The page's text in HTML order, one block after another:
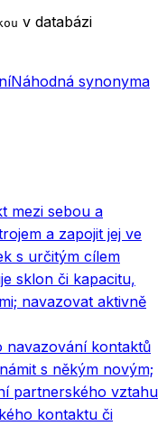
v databázi
Náhodná synonyma
mezi sebou a
a zapojit jej ve
s určitým cílem
sklon či kapacitu,
navazovat aktivně
navazování kontaktů
s někým novým;
partnerského vztahu
kontaktu či